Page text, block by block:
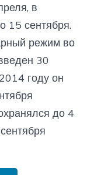
в
15 сентября.
режим во
30
году он
до 4